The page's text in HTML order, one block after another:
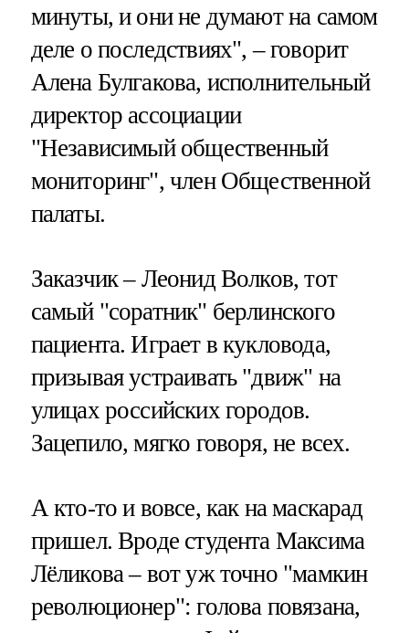
минуты, и они не думают на самом
деле о последствиях", – говорит
Алена Булгакова, исполнительный
директор ассоциации
"Независимый общественный
мониторинг", член Общественной
палаты.
Заказчик – Леонид Волков, тот
самый "соратник" берлинского
пациента. Играет в кукловода,
призывая устраивать "движ" на
улицах российских городов.
Зацепило, мягко говоря, не всех.
А кто-то и вовсе, как на маскарад
пришел. Вроде студента Максима
Лёликова – вот уж точно "мамкин
революционер": голова повязана,